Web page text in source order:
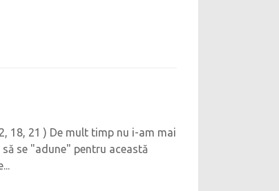
18, 21 ) De mult timp nu i-am mai
se "adune" pentru această